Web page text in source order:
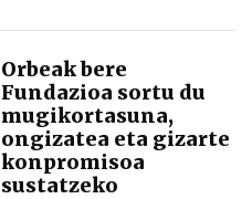
Orbeak bere
Fundazioa sortu du
mugikortasuna,
ongizatea eta gizarte
konpromisoa
sustatzeko